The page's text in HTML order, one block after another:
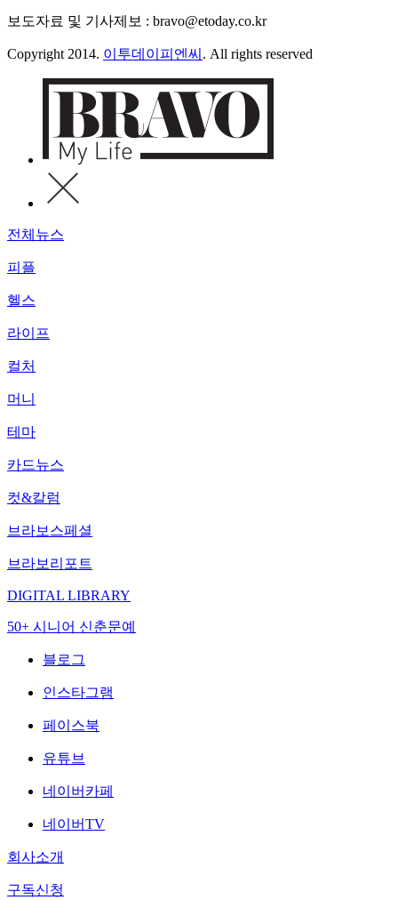
보도자료 및 기사제보 : bravo@etoday.co.kr
Copyright 2014. 이투데이피엔씨 . All rights reserved
전체뉴스
피플
헬스
라이프
컬처
머니
테마
카드뉴스
컷&칼럼
브라보스페셜
브라보리포트
DIGITAL LIBRARY
50+ 시니어 신춘문예
블로그
인스타그램
페이스북
유튜브
네이버카페
네이버TV
회사소개
구독신청